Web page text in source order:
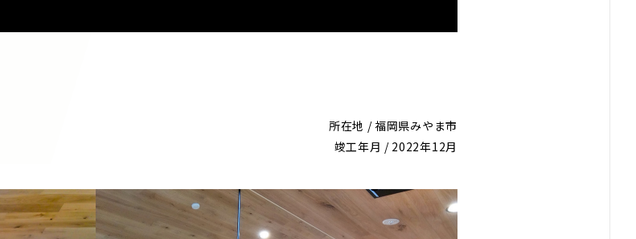
所在地 / 福岡県みやま市
竣工年月 / 2022年12月